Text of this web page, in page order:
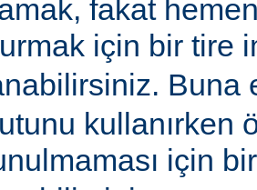
fakat
için bir tire
Buna
kullanırken
için